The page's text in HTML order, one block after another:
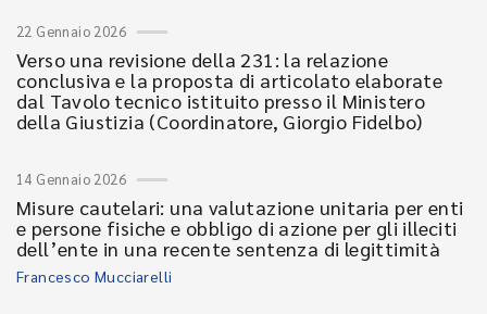
22 Gennaio 2026
Verso una revisione della 231: la relazione
conclusiva e la proposta di articolato elaborate
dal Tavolo tecnico istituito presso il Ministero
della Giustizia (Coordinatore, Giorgio Fidelbo)
14 Gennaio 2026
Misure cautelari: una valutazione unitaria per enti
e persone fisiche e obbligo di azione per gli illeciti
dell’ente in una recente sentenza di legittimità
Francesco Mucciarelli